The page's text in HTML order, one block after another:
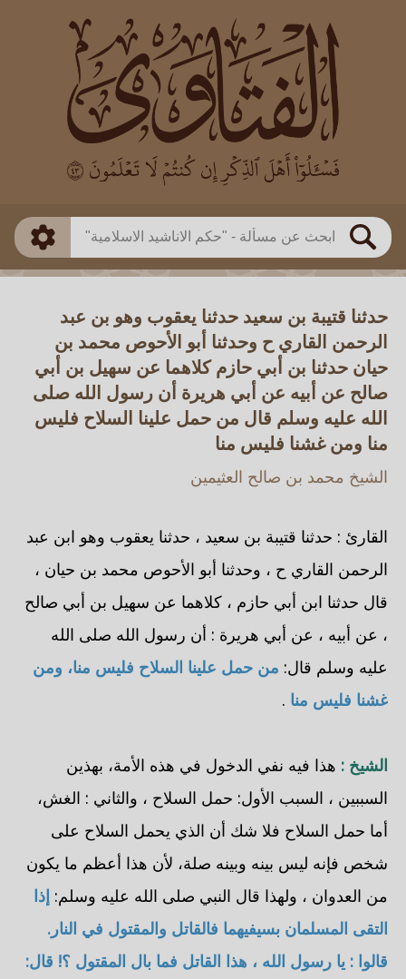
بحث
العالم
بن باز
بن العثيمين
اللجنة الدائمة
طريقة البحث
ذكي
حدثنا قتيبة بن سعيد حدثنا يعقوب وهو بن عبد
الرحمن القاري ح وحدثنا أبو الأحوص محمد بن
حيان حدثنا بن أبي حازم كلاهما عن سهيل بن أبي
صالح عن أبيه عن أبي هريرة أن رسول الله صلى
الله عليه وسلم قال من حمل علينا السلاح فليس
منا ومن غشنا فليس منا
الشيخ محمد بن صالح العثيمين
القارئ : حدثنا قتيبة بن سعيد ، حدثنا يعقوب وهو ابن عبد
الرحمن القاري ح ، وحدثنا أبو الأحوص محمد بن حيان ،
قال حدثنا ابن أبي حازم ، كلاهما عن سهيل بن أبي صالح
، عن أبيه ، عن أبي هريرة : أن رسول الله صلى الله
عليه وسلم قال: من حمل علينا السلاح فليس منا، ومن
غشنا فليس منا .
الشيخ : هذا فيه نفي الدخول في هذه الأمة، بهذين
السببين ، السبب الأول: حمل السلاح ، والثاني : الغش،
أما حمل السلاح فلا شك أن الذي يحمل السلاح على
شخص فإنه ليس بينه وبينه صلة، لأن هذا أعظم ما يكون
من العدوان ، ولهذا قال النبي صلى الله عليه وسلم: إذا
التقى المسلمان بسيفيهما فالقاتل والمقتول في النار.
قالوا : يا رسول الله ، هذا القاتل فما بال المقتول ؟! قال: